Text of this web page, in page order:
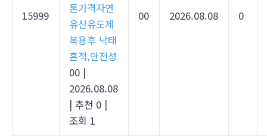
15999
톤가격자연
유산유도제
복용후 낙태
흔적,안전성
00 |
2026.08.08
| 추천 0 |
조회 1
00 2026.08.08 0